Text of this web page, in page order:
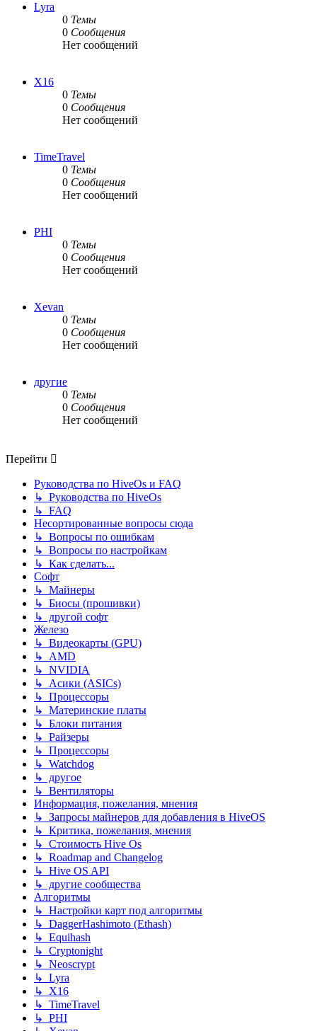
Lyra
0 Темы
0 Сообщения
Нет сообщений
X16
0 Темы
0 Сообщения
Нет сообщений
TimeTravel
0 Темы
0 Сообщения
Нет сообщений
PHI
0 Темы
0 Сообщения
Нет сообщений
Xevan
0 Темы
0 Сообщения
Нет сообщений
другие
0 Темы
0 Сообщения
Нет сообщений
Перейти
Руководства по HiveOs и FAQ
↳ Руководства по HiveOs
↳ FAQ
Несортированные вопросы сюда
↳ Вопросы по ошибкам
↳ Вопросы по настройкам
↳ Как сделать...
Софт
↳ Майнеры
↳ Биосы (прошивки)
↳ другой софт
Железо
↳ Видеокарты (GPU)
↳ AMD
↳ NVIDIA
↳ Асики (ASICs)
↳ Процессоры
↳ Материнские платы
↳ Блоки питания
↳ Райзеры
↳ Процессоры
↳ Watchdog
↳ другое
↳ Вентиляторы
Информация, пожелания, мнения
↳ Запросы майнеров для добавления в HiveOS
↳ Критика, пожелания, мнения
↳ Стоимость Hive Os
↳ Roadmap and Changelog
↳ Hive OS API
↳ другие сообщества
Алгоритмы
↳ Настройки карт под алгоритмы
↳ DaggerHashimoto (Ethash)
↳ Equihash
↳ Cryptonight
↳ Neoscrypt
↳ Lyra
↳ X16
↳ TimeTravel
↳ PHI